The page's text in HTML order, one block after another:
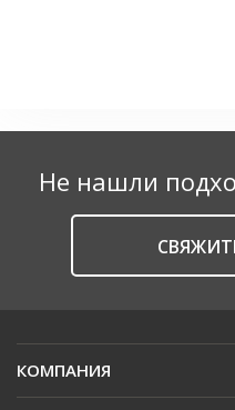
Не нашли
КОМПАНИЯ